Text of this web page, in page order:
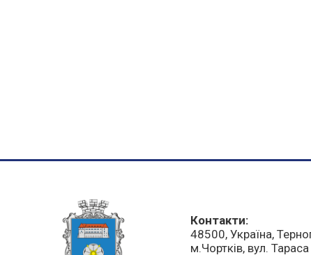
Контакти:
48500, Україна,
м.Чортків, вул.